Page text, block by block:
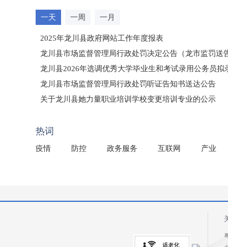
一天 一周 一月
2025年龙川县政府网站工作年度报表
龙川县市场监督管理局行政处罚决定公告（龙市监罚送
龙川县2026年选调优秀大学毕业生和考试录用公务员拟
龙川县市场监督管理局行政处罚听证告知书送达公告
（龙市监罚送告〔2026〕71号）
关于龙川县她力量职业培训学校变更培训专业的公示
热词
疫情 防控 政务服务 互联网 产业